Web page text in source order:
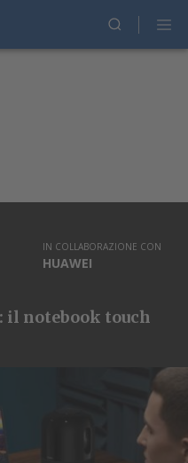
IN COLLABORAZIONE CON
HUAWEI
il notebook touch